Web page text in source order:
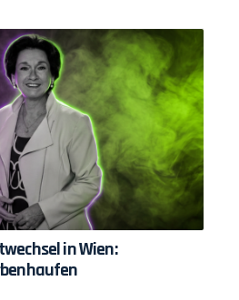
in Wien: